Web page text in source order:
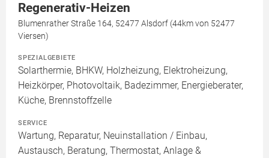
Regenerativ-Heizen
Blumenrather Straße 164, 52477 Alsdorf (44km von 52477
Viersen)
SPEZIALGEBIETE
Solarthermie, BHKW, Holzheizung, Elektroheizung,
Heizkörper, Photovoltaik, Badezimmer, Energieberater,
Küche, Brennstoffzelle
SERVICE
Wartung, Reparatur, Neuinstallation / Einbau,
Austausch, Beratung, Thermostat, Anlage &